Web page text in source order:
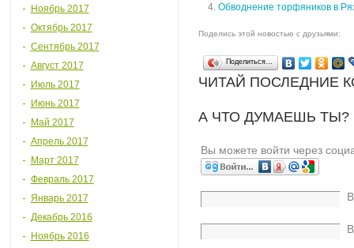
Ноябрь 2017
Октябрь 2017
Сентябрь 2017
Август 2017
Июль 2017
Июнь 2017
Май 2017
Апрель 2017
Март 2017
Февраль 2017
Январь 2017
Декабрь 2016
Ноябрь 2016
Обводнение торфяников в
Поделись этой новостью с друзьями:
Поделиться…
ЧИТАЙ ПОСЛЕДНИЕ
А ЧТО ДУМАЕШЬ
Вы можете войти через